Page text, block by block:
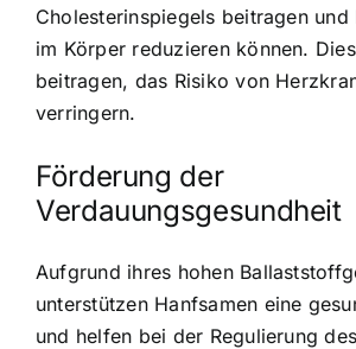
Cholesterinspiegels beitragen und
im Körper reduzieren können.
beitragen, das Risiko von
verringern.
Förderung der
Verdauungsgesundheit
Aufgrund ihres hohen
unterstützen Hanfsamen eine
und helfen bei der Regulierung